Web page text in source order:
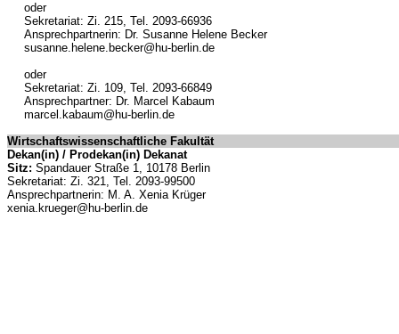
oder
Sekretariat: Zi. 215, Tel. 2093-66936
Ansprechpartnerin: Dr. Susanne Helene Becker
susanne.helene.becker@hu-berlin.de
oder
Sekretariat: Zi. 109, Tel. 2093-66849
Ansprechpartner: Dr. Marcel Kabaum
marcel.kabaum@hu-berlin.de
Wirtschaftswissenschaftliche Fakultät
Dekan(in) / Prodekan(in) Dekanat
Sitz: Spandauer Straße 1, 10178 Berlin
Sekretariat: Zi. 321, Tel. 2093-99500
Ansprechpartnerin: M. A. Xenia Krüger
xenia.krueger@hu-berlin.de